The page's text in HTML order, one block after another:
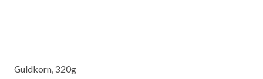
Guldkorn, 320g